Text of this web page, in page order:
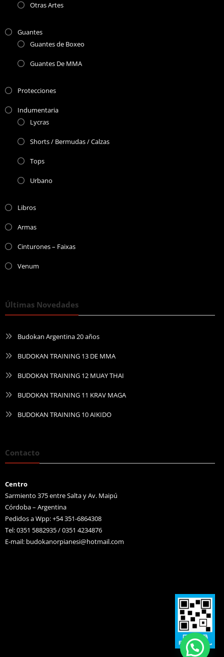
Otras Artes
Guantes
Guantes de Boxeo
Guantes De MMA
Protecciones
Indumentaria
Lycras
Shorts / Bermudas / Calzas
Tops
Urbano
Libros
Armas
Cinturones – Faixas
Venum
Últimas Novedades
Budokan Argentina 20 años
BUDOKAN TRAINING 13 DE MMA
BUDOKAN TRAINING 12 MUAY THAI
BUDOKAN TRAINING 11 KRAV MAGA
BUDOKAN TRAINING 10 AIKIDO
Contacto
Centro
Sarmiento 375 entre Salta y Av. Maipú
Córdoba – Argentina
Pedidos a Wpp: +54 351-6864308
Tel: 0351 5882935 / 0351 4234876
E-mail: budokanorpianesi@hotmail.com